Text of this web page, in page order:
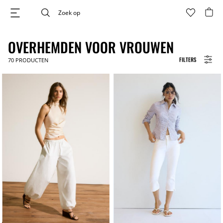
FILTERS
OVERHEMDEN VOOR VROUWEN
70 PRODUCTEN